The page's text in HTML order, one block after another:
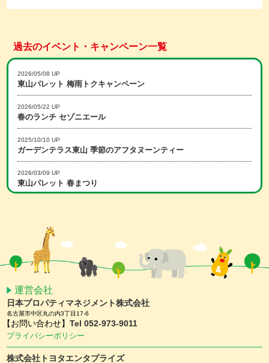
過去のイベント・キャンペーン一覧
2026/05/08 UP
東山パレット 梅雨トクキャンペーン
2026/05/22 UP
春のランチ セゾニエール
2025/10/10 UP
ガーデンテラス東山 季節のアフタヌーンティー
2026/03/09 UP
東山パレット 春まつり
2026/02/16 UP
スマホアプリ会員限定 ホワイトデーキャンペーン
2026/01/15 UP
スマホアプリ会員限定 バレンタインキャンペーン
2025/11/25 UP
【予約受付中】クリスマスケーキ ＆ おせち
2025/11/10 UP
ガーデンテラス東山 クリスマスディナー
運営会社
日本プロパティマネジメント株式会社
名古屋市中区丸の内3丁目17-6
【お問い合わせ】Tel 052-973-9011
プライバシーポリシー
株式会社トヨタエンタプライズ